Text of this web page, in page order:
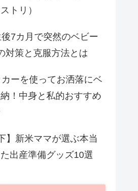
トリ）
後7カ月で突然のベビー
対策と克服方法とは
ーを使ってお洒落にベ
！中身と私的おすすめ
】新米ママが選ぶ本当
出産準備グッズ10選